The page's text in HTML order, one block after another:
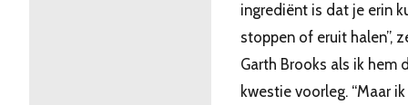
ingrediënt is dat je erin
stoppen of eruit halen”,
Garth Brooks als ik hem
kwestie voorleg. “Maar